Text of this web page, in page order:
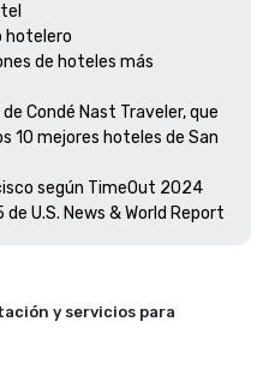
hotelero
de hoteles más
Condé Nast Traveler, que
10 mejores hoteles de San
según TimeOut 2024
y servicios para